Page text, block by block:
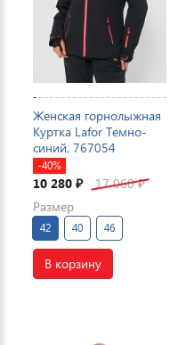
Женская горнолыжная
Куртка Lafor Темно-
синий, 767054
-40%
10 280 ₽ 17 060₽
Размер
42 40 46
В корзину